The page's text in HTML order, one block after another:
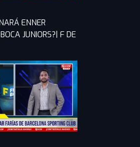
ENNER
JUNIORS?| F DE